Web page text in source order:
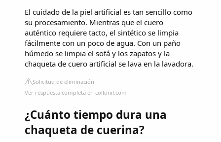
El cuidado de la piel artificial es tan sencillo como
su procesamiento. Mientras que el cuero
auténtico requiere tacto, el sintético se limpia
fácilmente con un poco de agua. Con un paño
húmedo se limpia el sofá y los zapatos y la
chaqueta de cuero artificial se lava en la lavadora.
Solicitud de eliminación
Ver respuesta completa en collonil.com
¿Cuánto tiempo dura una
chaqueta de cuerina?